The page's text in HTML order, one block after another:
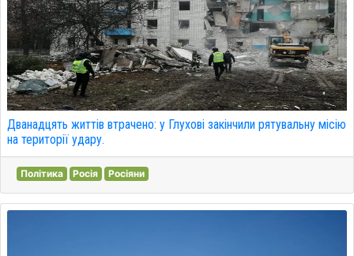
Дванадцять життів втрачено: у Глухові закінчили рятувальну місію
на території удару.
Політика Росія Росіяни